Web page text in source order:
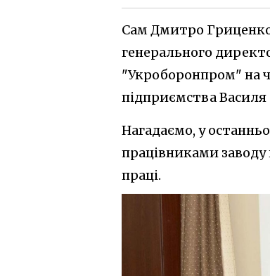
Сам Дмитро Гриценко
генерального
"Укроборонпром" на
підприємства Василя
Нагадаємо, у
працівниками заводу
праці.